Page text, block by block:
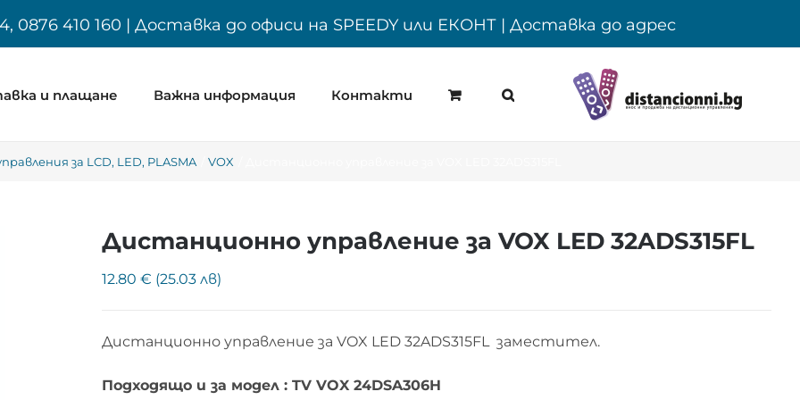
0876 410 160 | Доставка до офиси на SPEEDY или ЕКОНТ | Доставка до адрес
и плащане Важна информация Контакти
за LCD, LED, PLASMA VOX
Дистанционно управление за VOX LED 32ADS315FL
12.80 € (25.03 лв)
Дистанционно управление за VOX LED 32ADS315FL заместител.
Подходящо и за модел : TV VOX 24DSA306H